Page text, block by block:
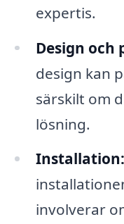
expertis.
Design och
design kan
särskilt om
lösning.
Installation:
involverar